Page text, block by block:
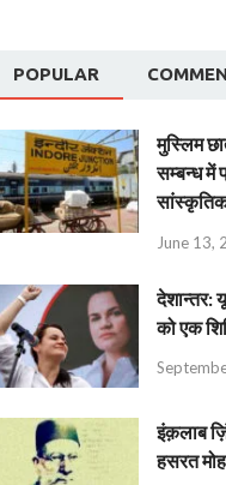
POPULAR
मुस्लिम
सम्बन्ध में
सांस्कृतिक
June 13,
देशान्‍तर:
को एक
इंक़लाब
हसरत